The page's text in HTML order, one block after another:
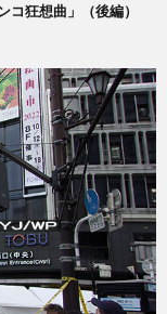
コ狂想曲」（後編）